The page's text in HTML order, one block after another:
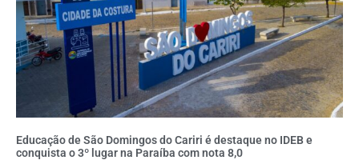
Educação de São Domingos do Cariri é destaque no IDEB e
conquista o 3º lugar na Paraíba com nota 8,0